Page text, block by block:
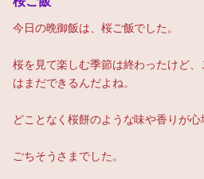
今日の晩御飯は、桜ご飯でした。
桜を見て楽しむ季節は終わったけど
はまだできるんだよね。
どことなく桜餅のような味や香りが心
ごちそうさまでした。